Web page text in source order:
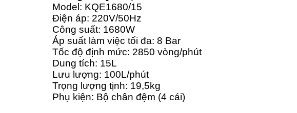
Model: KQE1680/15
Điện áp: 220V/50Hz
Công suất: 1680W
Áp suất làm việc tối đa: 8 Bar
Tốc độ định mức: 2850 vòng/phút
Dung tích: 15L
Lưu lượng: 100L/phút
Trọng lượng tịnh: 19,5kg
Phụ kiện: Bộ chân đệm (4 cái)